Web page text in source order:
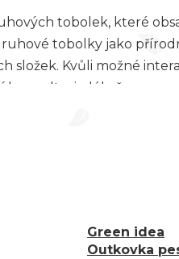
tobolek, které
tobolky jako
složek. Kvůli možné
konzultaci s lékařem.
Green idea
Outkovka